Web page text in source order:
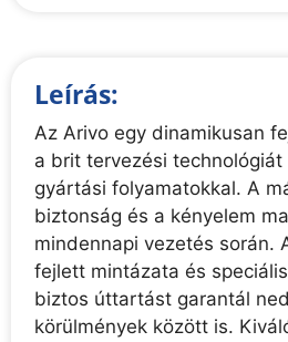
Leírás:
Az Arivo egy dinamikusan
a brit tervezési
gyártási folyamatokkal. A
biztonság és a kényelem
mindennapi vezetés során.
fejlett mintázata és
biztos úttartást garantál
körülmények között is.